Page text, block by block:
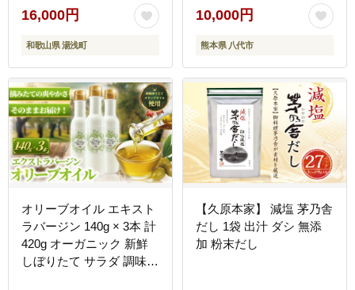
16,000円
和歌山県 湯浅町
10,000円
熊本県 八代市
オリーブオイル エキスト
ラバージン 140g × 3本 計
420g オーガニック 新鮮
しぼりたて サラダ 調味油
【久原本家】 減塩 茅乃舎
だし 1袋 出汁 ダシ 無添
加 粉末だし